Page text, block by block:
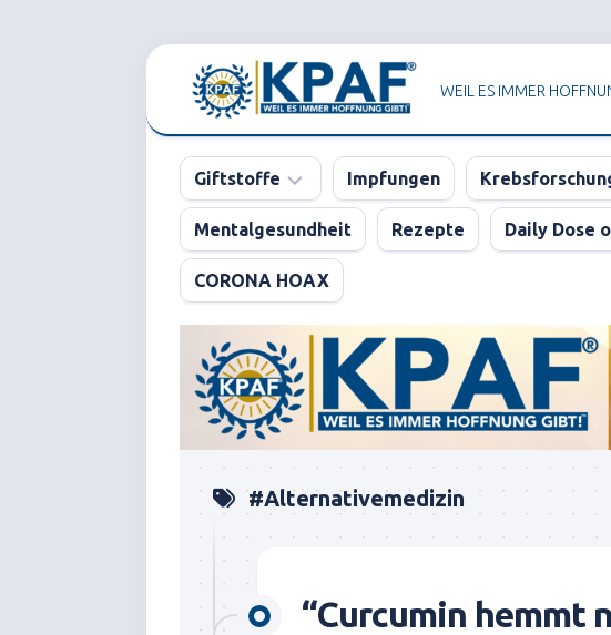
WEIL ES IMMER
Giftstoffe
Pharma
Impfungen
Mentalgesundheit Rezepte Daily Dose
CORONA HOAX
#Alternativemedizin
“Curcumin hemmt